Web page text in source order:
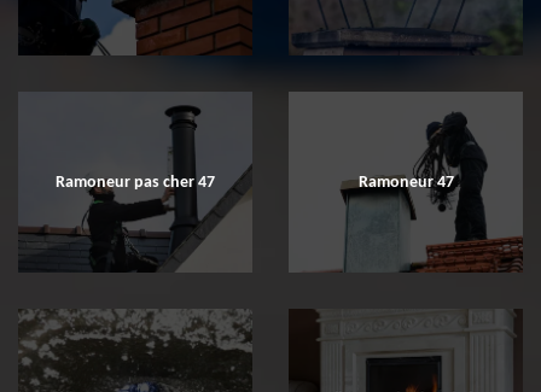
Ramoneur pas cher 47 Ramoneur 47